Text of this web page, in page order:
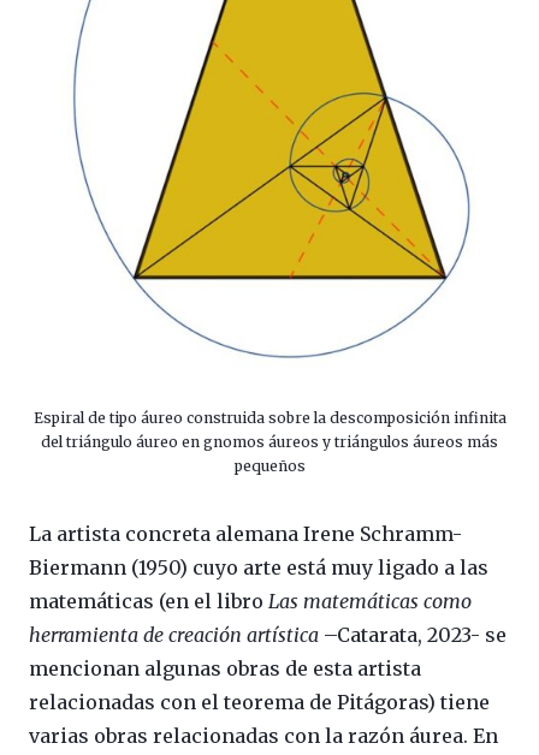
Espiral de tipo áureo construida sobre la descomposición infinita
del triángulo áureo en gnomos áureos y triángulos áureos más
pequeños
La artista concreta alemana Irene Schramm-
Biermann (1950) cuyo arte está muy ligado a las
matemáticas (en el libro Las matemáticas como
herramienta de creación artística –Catarata, 2023- se
mencionan algunas obras de esta artista
relacionadas con el teorema de Pitágoras) tiene
varias obras relacionadas con la razón áurea. En